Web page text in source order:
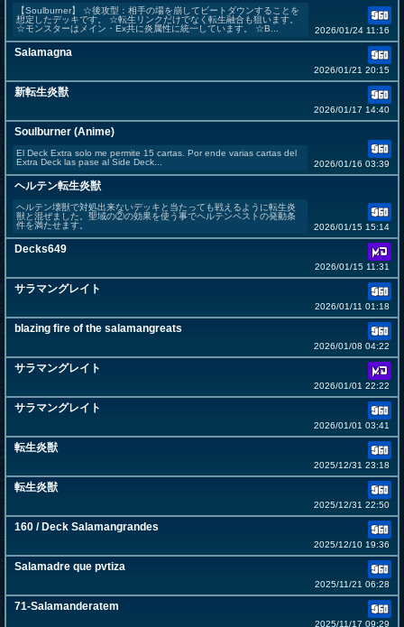
【Soulburner】 ☆後攻型：相手の場を崩してビートダウンすることを
想定したデッキです。 ☆転生リンクだけでなく転生融合も狙います。
☆モンスターはメイン・Ex共に炎属性に統一しています。 ☆B...
2026/01/24 11:16
Salamagna
2026/01/21 20:15
新転生炎獣
2026/01/17 14:40
Soulburner (Anime)
El Deck Extra solo me permite 15 cartas. Por ende varias cartas del
Extra Deck las pase al Side Deck...
2026/01/16 03:39
ヘルテン転生炎獣
ヘルテン壊獣で対処出来ないデッキと当たっても戦えるように転生炎
獣と混ぜました。聖域の②の効果を使う事でヘルテンペストの発動条
件を満たせます。
2026/01/15 15:14
Decks649
2026/01/15 11:31
サラマングレイト
2026/01/11 01:18
blazing fire of the salamangreats
2026/01/08 04:22
サラマングレイト
2026/01/01 22:22
サラマングレイト
2026/01/01 03:41
転生炎獣
2025/12/31 23:18
転生炎獣
2025/12/31 22:50
160 / Deck Salamangrandes
2025/12/10 19:36
Salamadre que pvtiza
2025/11/21 06:28
71-Salamanderatem
2025/11/17 09:29